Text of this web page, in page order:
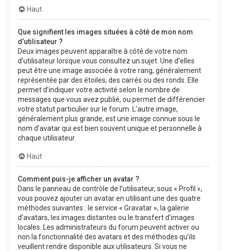
Haut
Que signifient les images situées à côté de mon nom
d’utilisateur ?
Deux images peuvent apparaître à côté de votre nom
d’utilisateur lorsque vous consultez un sujet. Une d’elles
peut être une image associée à votre rang, généralement
représentée par des étoiles, des carrés ou des ronds. Elle
permet d’indiquer votre activité selon le nombre de
messages que vous avez publié, ou permet de différencier
votre statut particulier sur le forum. L’autre image,
généralement plus grande, est une image connue sous le
nom d’avatar qui est bien souvent unique et personnelle à
chaque utilisateur.
Haut
Comment puis-je afficher un avatar ?
Dans le panneau de contrôle de l’utilisateur, sous « Profil »,
vous pouvez ajouter un avatar en utilisant une des quatre
méthodes suivantes : le service « Gravatar », la galerie
d’avatars, les images distantes ou le transfert d’images
locales. Les administrateurs du forum peuvent activer ou
non la fonctionnalité des avatars et des méthodes qu’ils
veuillent rendre disponible aux utilisateurs. Si vous ne